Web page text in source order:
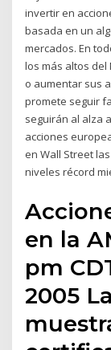
invertir en
basada en un
mercados. En
los más altos del
o aumentar sus
promete seguir
seguirán al alza
acciones
en Wall Street
niveles récord
en la
pm
2005